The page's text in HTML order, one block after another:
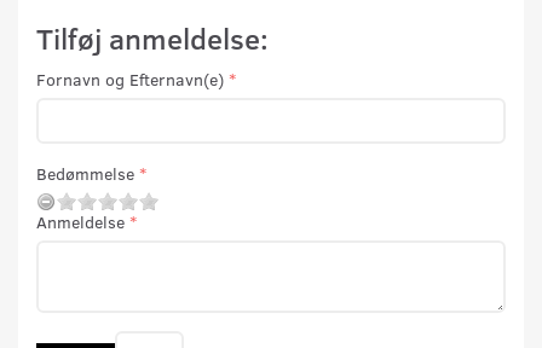
Tilføj anmeldelse:
Fornavn og Efternavn(e)
Bedømmelse
Anmeldelse